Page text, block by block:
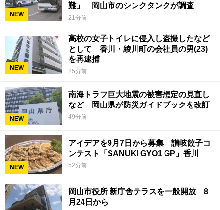
NEW
難」 岡山市のシンクタンクが調査
21分前
NEW
高校の女子トイレに侵入し盗撮したなど
として 香川・綾川町の会社員の男(23)
を再逮捕
25分前
NEW
南海トラフ巨大地震の被害想定の見直し
など 岡山県が防災ガイドブックを改訂
49分前
NEW
アイデアを9月7日から募集 讃岐餃子コ
ンテスト「SANUKI GYO1 GP」香川
52分前
岡山市役所 新庁舎テラスを一般開放 8
月24日から